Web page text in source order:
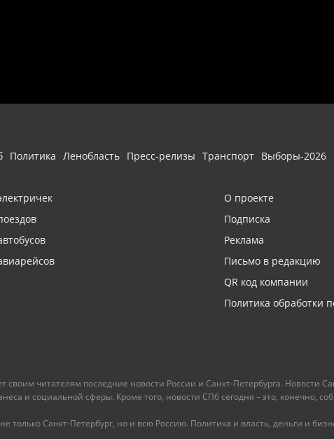
Политика Ленобласть Пресс-релизы Транспорт Выборы-2026
О проекте
Подписка
Реклама
Письмо в редакцию
QR код компании
Политика обработки
читателям последние новости России и Санкт-Петербурга. Новости
и социальной сферы. Кроме того, новости СПб сегодня – это, конечно,
Санкт-Петербург, но и всю Россию. Политика и власть, деньги и